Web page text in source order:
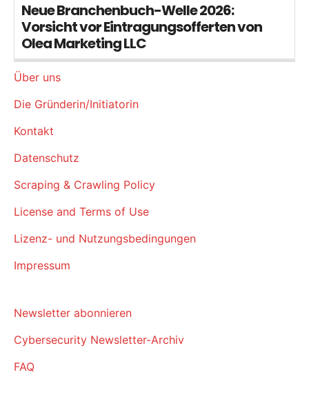
Neue Branchenbuch-Welle 2026:
Vorsicht vor Eintragungsofferten von
Olea Marketing LLC
Über uns
Die Gründerin/Initiatorin
Kontakt
Datenschutz
Scraping & Crawling Policy
License and Terms of Use
Lizenz- und Nutzungsbedingungen
Impressum
Newsletter abonnieren
Cybersecurity Newsletter-Archiv
FAQ